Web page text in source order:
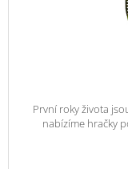
První roky života
nabízíme hračky